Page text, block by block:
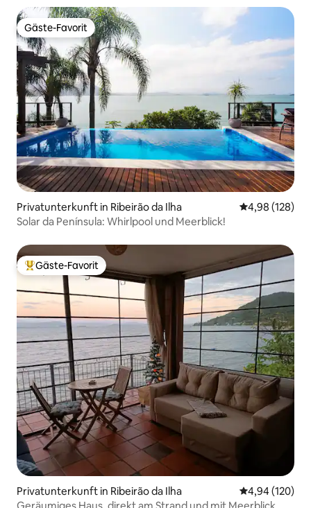
Gäste-Favorit
Gäste-Favorit
Privatunterkunft in Ribeirão da Ilha
4,98 (128)
Solar da Península: Whirlpool und Meerblick!
Beliebter Gäste-Favorit.
Gäste-Favorit
Privatunterkunft in Ribeirão da Ilha
4,94 (120)